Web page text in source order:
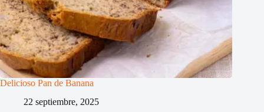
Delicioso Pan de Banana
22 septiembre, 2025